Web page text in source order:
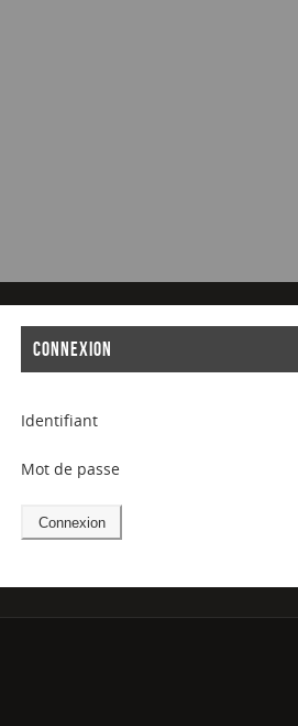
CONNEXION
Identifiant
Mot de passe